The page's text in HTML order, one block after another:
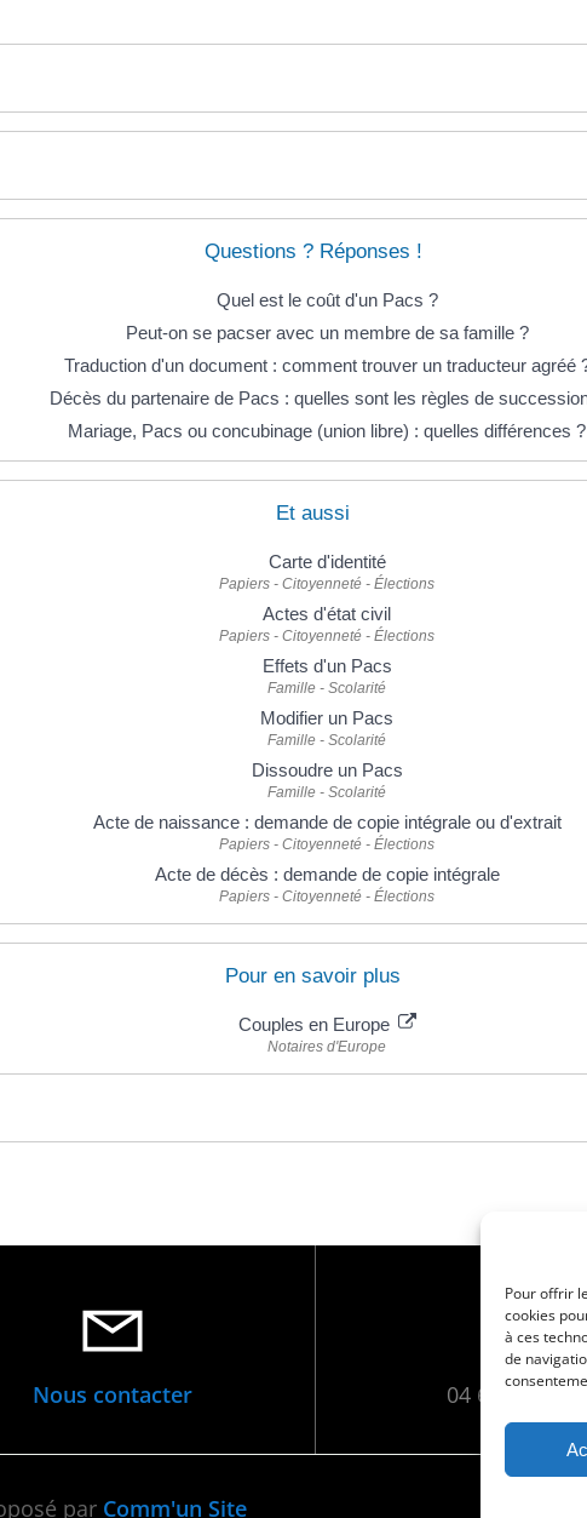
Pour offrir
cookies
à ces
de
Questions ? Réponses !
Quel est le coût d'un Pacs ?
Peut-on se pacser avec un membre de sa famille ?
Traduction d'un document : comment trouver un traducteur agréé
Décès du partenaire de Pacs : quelles sont les règles de
Mariage, Pacs ou concubinage (union libre) : quelles différences ?
Et aussi
Carte d'identité
Papiers - Citoyenneté - Élections
Actes d'état civil
Papiers - Citoyenneté - Élections
Effets d'un Pacs
Famille - Scolarité
Modifier un Pacs
Famille - Scolarité
Dissoudre un Pacs
Famille - Scolarité
Acte de naissance : demande de copie intégrale ou d'extrait
Papiers - Citoyenneté - Élections
Acte de décès : demande de copie intégrale
Papiers - Citoyenneté - Élections
Pour en savoir plus
Couples en Europe
Notaires d'Europe
Nous contacter 04 66 88 01
par Comm'un Site